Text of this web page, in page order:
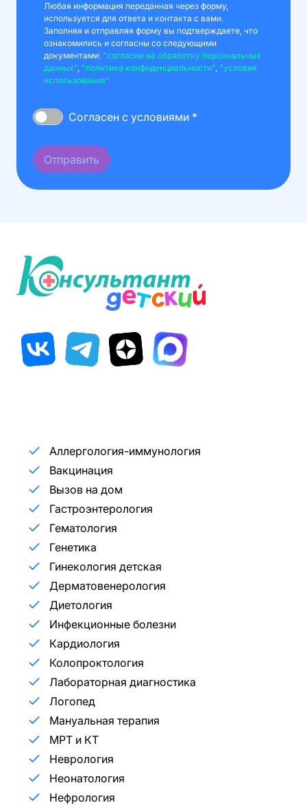
Любая информация переданная через форму,
используется для ответа и контакта с вами.
Заполняя и отправляя форму вы подтверждаете, что
ознакомились и согласны со следующими
документами: "согласие на обработку персональных
данных" "политика конфиденциальности" "условия
использования"
Согласен с условиями *
Отправить
Аллергология-иммунология
Вакцинация
Вызов на дом
Гастроэнтерология
Гематология
Генетика
Гинекология детская
Дерматовенерология
Диетология
Инфекционные болезни
Кардиология
Колопроктология
Лабораторная диагностика
Логопед
Мануальная терапия
МРТ и КТ
Неврология
Неонатология
Нефрология